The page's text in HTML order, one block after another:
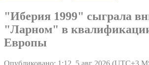
"Иберия 1999" сыграла
"Ларном" в
Европы
Опубликовано: 1:12, 5 авг 2026 (UTC+3